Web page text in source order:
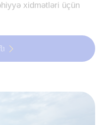
xidmətləri üçün